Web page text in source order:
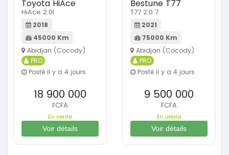
Toyota HiAce
HiAce 2.0l
2018
45000 Km
Abidjan (Cocody)
PRO
Posté il y a 4 jours
18 900 000
FCFA
En vente
Voir détails
Bestune T77
T77 2.0 7
2021
75000 Km
Abidjan (Cocody)
PRO
Posté il y a 4 jours
9 500 000
FCFA
En vente
Voir détails